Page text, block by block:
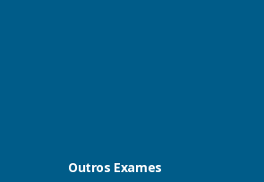
Outros Exames